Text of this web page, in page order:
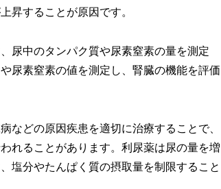
昇することが原因です。
尿中のタンパク質や尿素窒素の量を測定
尿素窒素の値を測定し、腎臓の機能を評価
などの原因疾患を適切に治療することで、
れることがあります。利尿薬は尿の量を増
塩分やたんぱく質の摂取量を制限すること